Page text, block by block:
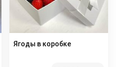
Ягоды в коробке